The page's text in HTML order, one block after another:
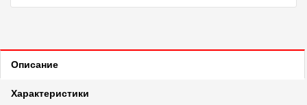
Описание
Характеристики